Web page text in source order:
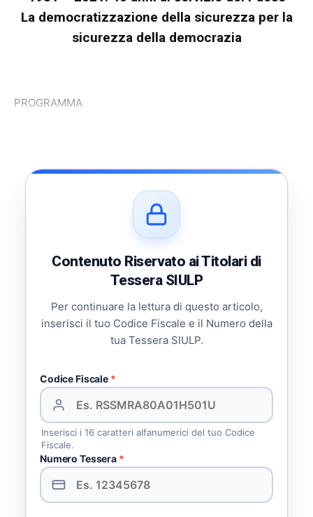
La democratizzazione della sicurezza per la
sicurezza della democrazia
PROGRAMMA
Contenuto Riservato ai Titolari di
Tessera SIULP
Per continuare la lettura di questo articolo,
inserisci il tuo Codice Fiscale e il Numero della
tua Tessera SIULP.
Codice Fiscale *
Inserisci i 16 caratteri alfanumerici del tuo Codice
Fiscale.
Numero Tessera *